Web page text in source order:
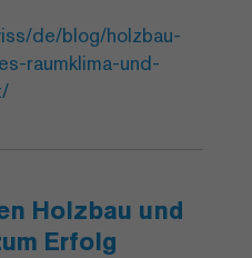
de/blog/holzbau-
raumklima-und-
Holzbau und
Erfolg